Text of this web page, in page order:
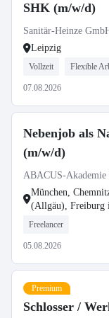
SHK (m/w/d)
Sanitär-Heinze
Leipzig
Vollzeit Flexible
07.08.2026
Nebenjob als
(m/w/d)
ABACUS-Akademie
München,
(Allgäu), Freiburg
Freelancer
05.08.2026
Premium
Schlosser /